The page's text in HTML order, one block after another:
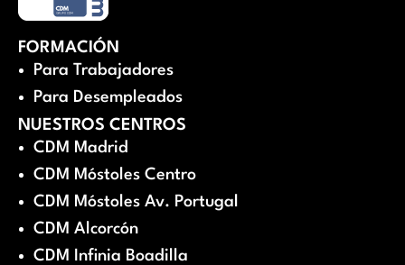
FORMACIÓN
Para Trabajadores
Para Desempleados
NUESTROS CENTROS
CDM Madrid
CDM Móstoles Centro
CDM Móstoles Av. Portugal
CDM Alcorcón
CDM Infinia Boadilla